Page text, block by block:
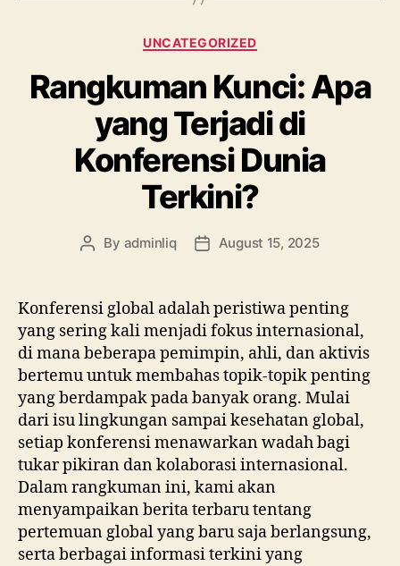
Categories
UNCATEGORIZED
Rangkuman Kunci: Apa
yang Terjadi di
Konferensi Dunia
Terkini?
Post
By adminliq
PostAugust 15, 2025
Konferensi global adalah peristiwa penting
yang sering kali menjadi fokus internasional,
di mana beberapa pemimpin, ahli, dan aktivis
bertemu untuk membahas topik-topik penting
yang berdampak pada banyak orang. Mulai
dari isu lingkungan sampai kesehatan global,
setiap konferensi menawarkan wadah bagi
tukar pikiran dan kolaborasi internasional.
Dalam rangkuman ini, kami akan
menyampaikan berita terbaru tentang
pertemuan global yang baru saja berlangsung,
serta berbagai informasi terkini yang